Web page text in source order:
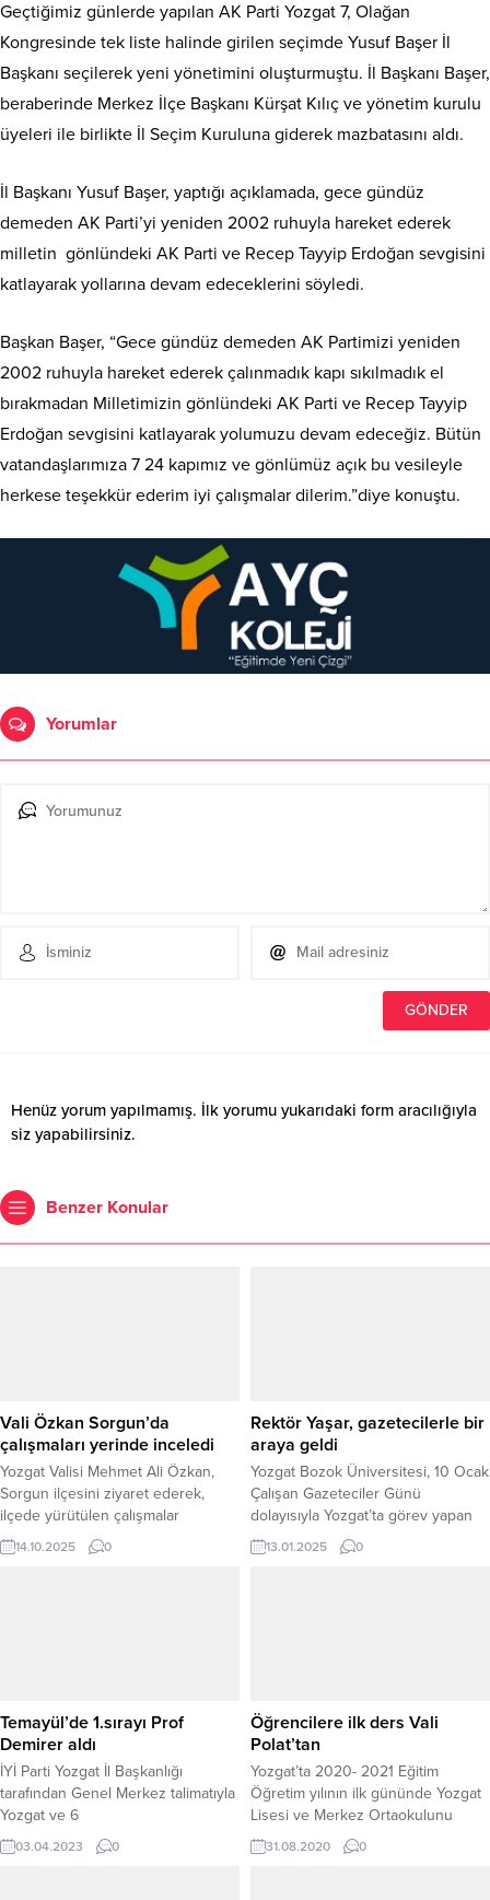
Geçtiğimiz günlerde yapılan AK Parti Yozgat 7, Olağan
Kongresinde tek liste halinde girilen seçimde Yusuf Başer İl
Başkanı seçilerek yeni yönetimini oluşturmuştu. İl Başkanı Başer,
beraberinde Merkez İlçe Başkanı Kürşat Kılıç ve yönetim kurulu
üyeleri ile birlikte İl Seçim Kuruluna giderek mazbatasını aldı.
İl Başkanı Yusuf Başer, yaptığı açıklamada, gece gündüz
demeden AK Parti’yi yeniden 2002 ruhuyla hareket ederek
milletin gönlündeki AK Parti ve Recep Tayyip Erdoğan sevgisini
katlayarak yollarına devam edeceklerini söyledi.
Başkan Başer, “Gece gündüz demeden AK Partimizi yeniden
2002 ruhuyla hareket ederek çalınmadık kapı sıkılmadık el
bırakmadan Milletimizin gönlündeki AK Parti ve Recep Tayyip
Erdoğan sevgisini katlayarak yolumuzu devam edeceğiz. Bütün
vatandaşlarımıza 7 24 kapımız ve gönlümüz açık bu vesileyle
herkese teşekkür ederim iyi çalışmalar dilerim.”diye konuştu.
Yorumlar
Henüz yorum yapılmamış. İlk yorumu yukarıdaki form aracılığıyla
siz yapabilirsiniz.
Benzer Konular
Vali Özkan Sorgun’da
çalışmaları yerinde inceledi
Yozgat Valisi Mehmet Ali Özkan,
Sorgun ilçesini ziyaret ederek,
ilçede yürütülen çalışmalar
hakkında bilgi aldı. Vali Özkan, ilk
olarak Sorgun Kaymakamlığı’nı
merkezde yürütülen faaliyetler ve
kurslarla...
14.10.2025 0
Rektör Yaşar, gazetecilerle bir
araya geldi
Yozgat Bozok Üniversitesi, 10 Ocak
Çalışan Gazeteciler Günü
dolayısıyla Yozgat’ta görev yapan
ulusal ajans temsilcileri ve yerel
gazetecilerle bir araya geldi. Turizm
Kocakaya, İletişim Fakültesi...
13.01.2025 0
Temayül’de 1.sırayı Prof
Demirer aldı
İYİ Parti Yozgat İl Başkanlığı
tarafından Genel Merkez talimatıyla
Yozgat ve 6
ilçesindegerçekleştirilen ve 17 aday
adayının yarıştığı üye tabanlı
03.04.2023 0
Öğrencilere ilk ders Vali
Polat’tan
Yozgat’ta 2020- 2021 Eğitim
Öğretim yılının ilk gününde Yozgat
Lisesi ve Merkez Ortaokulunu
ziyaret eden Vali Ziya Polat, sınıfa
girerek öğrencilere devam eden
31.08.2020 0